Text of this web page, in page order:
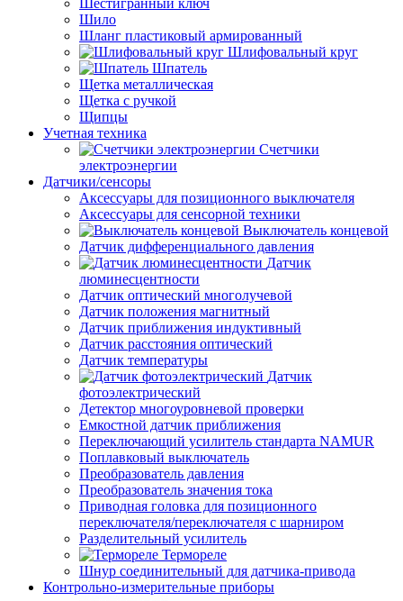
Шестигранный ключ
Шило
Шланг пластиковый армированный
Шлифовальный круг
Шпатель
Щетка металлическая
Щетка с ручкой
Щипцы
Учетная техника
Счетчики
электроэнергии
Датчики/сенсоры
Аксессуары для позиционного выключателя
Аксессуары для сенсорной техники
Выключатель концевой
Датчик дифференциального давления
Датчик
люминесцентности
Датчик оптический многолучевой
Датчик положения магнитный
Датчик приближения индуктивный
Датчик расстояния оптический
Датчик температуры
Датчик
фотоэлектрический
Детектор многоуровневой проверки
Емкостной датчик приближения
Переключающий усилитель стандарта NAMUR
Поплавковый выключатель
Преобразователь давления
Преобразователь значения тока
Приводная головка для позиционного
переключателя/переключателя с шарниром
Разделительный усилитель
Термореле
Шнур соединительный для датчика-привода
Контрольно-измерительные приборы